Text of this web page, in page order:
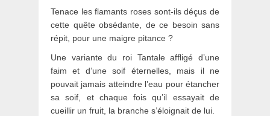
Tenace les flamants roses sont-ils déçus de
cette quête obsédante, de ce besoin sans
répit, pour une maigre pitance ?
Une variante du roi Tantale affligé d’une
faim et d’une soif éternelles, mais il ne
pouvait jamais atteindre l’eau pour étancher
sa soif, et chaque fois qu’il essayait de
cueillir un fruit, la branche s’éloignait de lui.